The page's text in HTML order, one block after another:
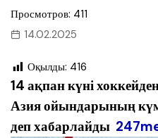
Просмотров: 411
14.02.2025
Оқылды: 416
14 ақпан күні
Азия ойындарының
деп хабарлайды